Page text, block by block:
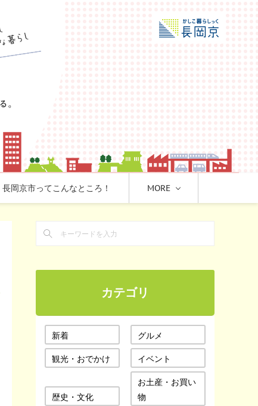
長岡京市ってこんなところ！ MORE
カテゴリ
新着
グルメ
観光・おでかけ
イベント
歴史・文化
お土産・お買い
物